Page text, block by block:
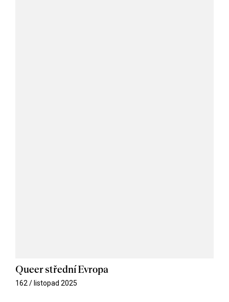
Queer střední Evropa
162 / listopad 2025